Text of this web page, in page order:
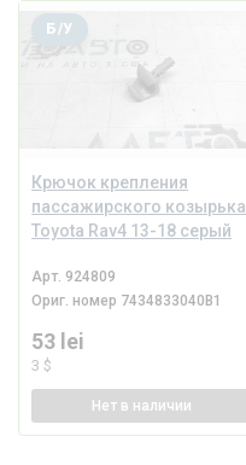
Крючок крепления
пассажирского козырька
Toyota Rav4 13-18 серый
Б/У
Арт. 924809
Ориг. номер 7434833040B1
53 lei
3 $
Нет в наличии